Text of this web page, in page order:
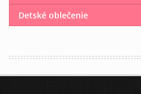
Detské oblečenie